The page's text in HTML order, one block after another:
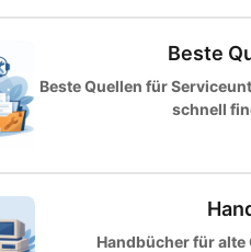
Beste
Beste Quellen für
schnell
Handbücher für alte